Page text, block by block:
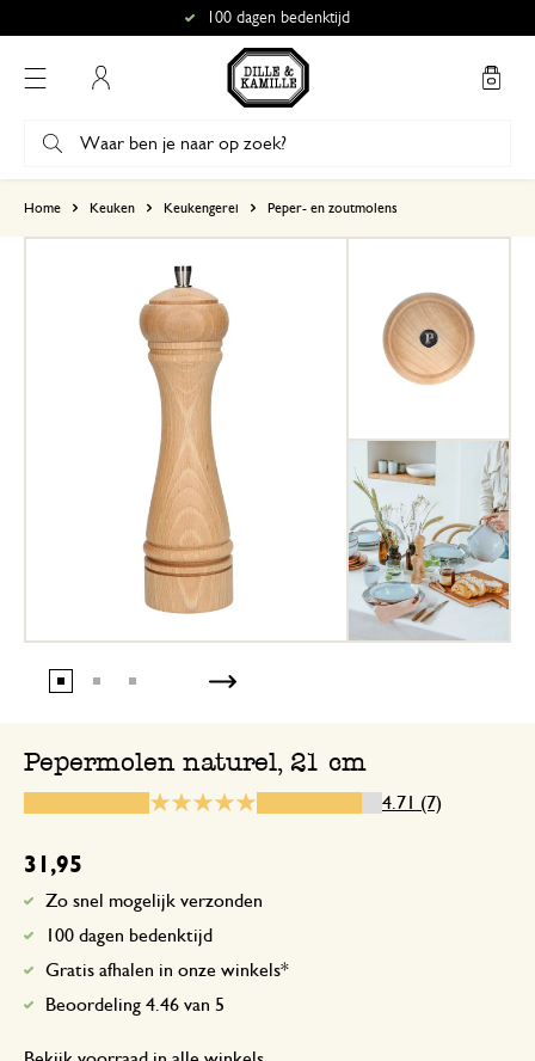
100 dagen bedenktijd
Home Keuken Keukengerei Peper- en zoutmolens
Pepermolen naturel, 21 cm
4.71 (7)
31,95
Zo snel mogelijk verzonden
100 dagen bedenktijd
Gratis afhalen in onze winkels*
Beoordeling 4.46 van 5
5
3
2
1
6 oktober 2024
Enkel een score, geen toelichting
27 december 2024
Enkel een score, geen toelichting
19 augustus 2024
Enkel een score, geen toelichting